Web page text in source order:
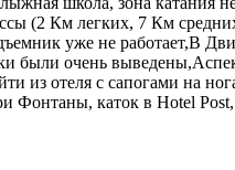
(2 Км легких, 7 Км
уже не работает,В
были очень
из отеля с сапогами на
Фонтаны, каток в Hotel Post,